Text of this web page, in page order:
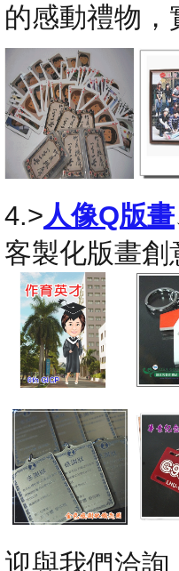
的感動禮物
4.>人像Q版畫
客製化版畫創
迎與我們洽